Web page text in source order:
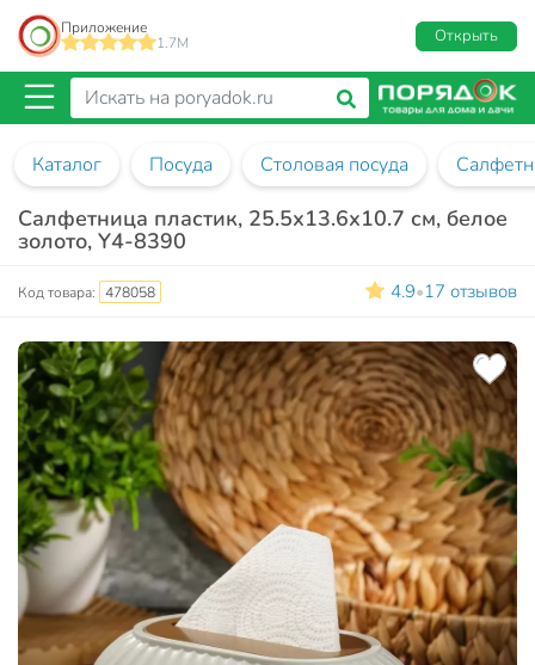
Приложение
1.7M
Открыть
Каталог Посуда Столовая посуда
Салфетница пластик, 25.5х13.6х10.7 см, белое
золото, Y4-8390
Код товара: 478058 4.9•17 отзывов